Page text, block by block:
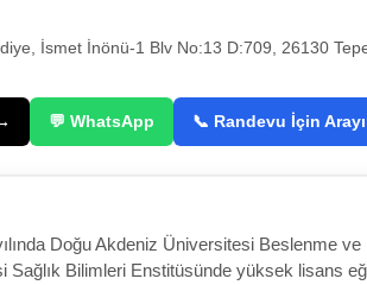
İsmet İnönü-1 Blv No:13 D:709, 26130
💬 WhatsApp 📞 Randevu İçin
Doğu Akdeniz Üniversitesi Beslenme
Sağlık Bilimleri Enstitüsünde yüksek lisans